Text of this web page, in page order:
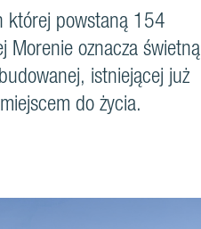
której powstaną 154
Morenie oznacza świetną
istniejącej już
do życia.